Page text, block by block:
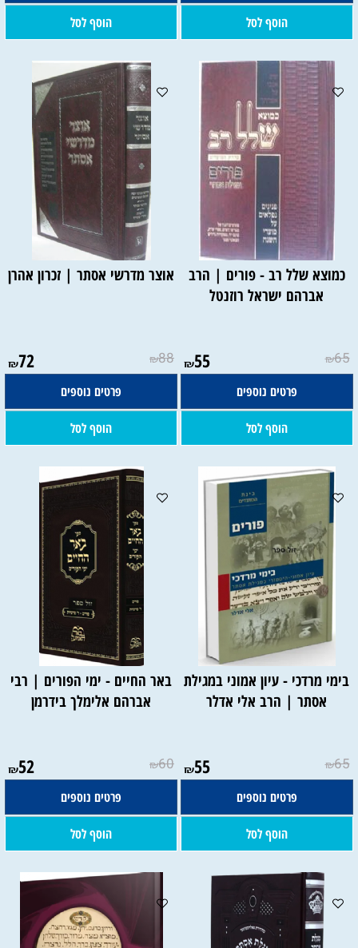
הוסף לסל הוסף לסל
כמוצא שלל רב - פורים | הרב
אברהם ישראל רוזנטל
₪65
₪55
פרטים נוספים
הוסף לסל
אוצר מדרשי אסתר | זכרון אהרן
₪88
₪72
פרטים נוספים
הוסף לסל
בימי מרדכי - עיון אמוני במגילת
אסתר | הרב אלי אדלר
₪65
₪55
פרטים נוספים
הוסף לסל
באר החיים - ימי הפורים | רבי
אברהם אלימלך בידרמן
₪60
₪52
פרטים נוספים
הוסף לסל